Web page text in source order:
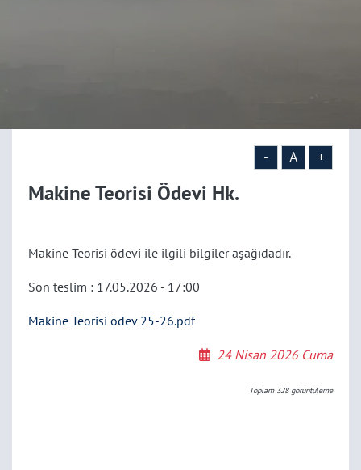
- A +
Makine Teorisi Ödevi Hk.
Makine Teorisi ödevi ile ilgili bilgiler aşağıdadır.
Son teslim : 17.05.2026 - 17:00
Makine Teorisi ödev 25-26.pdf
24 Nisan 2026 Cuma
Toplam 328görüntüleme